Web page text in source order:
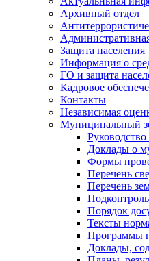
Архивный отдел
Защита населения
Информация о
ГО и защита
Кадровое
Контакты
Независимая
Муниципальный
Доклады о
Формы
Перечень
Перечень
Порядок
Тексты
Программы
Доклады,